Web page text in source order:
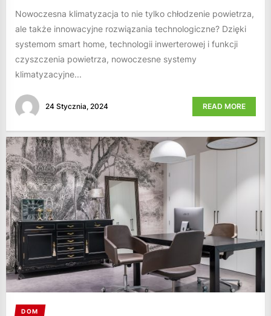
Nowoczesna klimatyzacja to nie tylko chłodzenie powietrza,
ale także innowacyjne rozwiązania technologiczne? Dzięki
systemom smart home, technologii inwerterowej i funkcji
czyszczenia powietrza, nowoczesne systemy
klimatyzacyjne...
24 Stycznia, 2024 READ MORE
DOM